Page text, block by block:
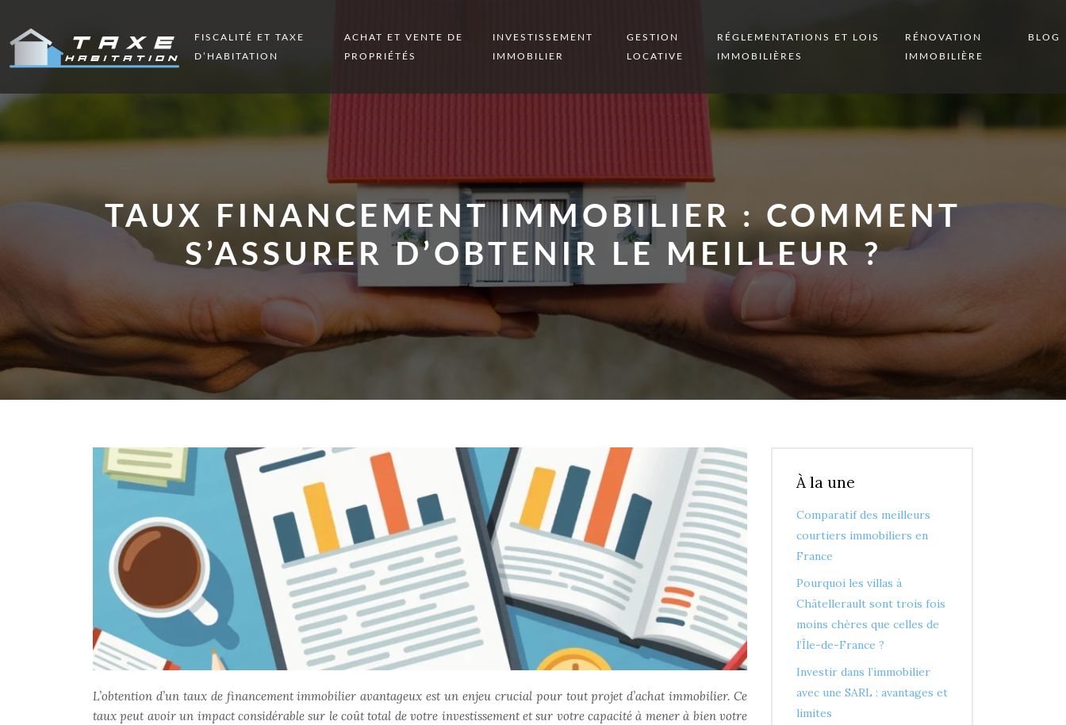
FISCALITÉ ET TAXE
D’HABITATION
ACHAT ET VENTE DE
PROPRIÉTÉS
INVESTISSEMENT
IMMOBILIER
GESTION
LOCATIVE
RÉGLEMENTATIONS ET LOIS
IMMOBILIÈRES
RÉNOVATION
IMMOBILIÈRE
BLOG
TAUX FINANCEMENT IMMOBILIER : COMMENT
S’ASSURER D’OBTENIR LE MEILLEUR ?
L’obtention d’un taux de financement immobilier avantageux est un enjeu crucial pour tout projet d’achat immobilier. Ce
taux peut avoir un impact considérable sur le coût total de votre investissement et sur votre capacité à mener à bien votre
À la une
Comparatif des meilleurs
courtiers immobiliers en
France
Pourquoi les villas à
Châtellerault sont trois fois
moins chères que celles de
l’Île-de-France ?
Investir dans l’immobilier
avec une SARL : avantages et
limites